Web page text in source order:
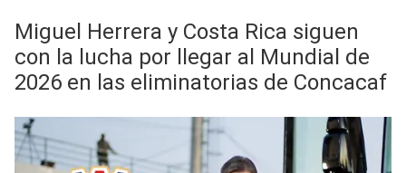
Miguel Herrera y Costa Rica siguen
con la lucha por llegar al Mundial de
2026 en las eliminatorias de Concacaf